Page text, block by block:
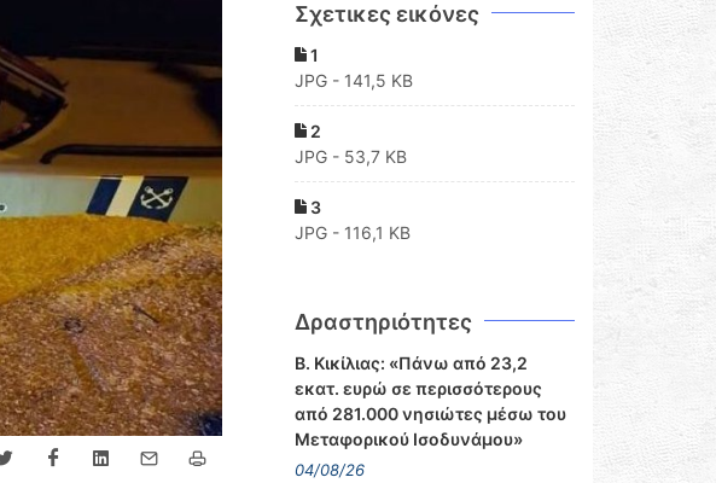
Σχετικες εικόνες
1
JPG - 141,5 KB
2
JPG - 53,7 KB
3
JPG - 116,1 KB
Δραστηριότητες
Β. Κικίλιας: «Πάνω από 23,2
εκατ. ευρώ σε περισσότερους
από 281.000 νησιώτες μέσω του
Μεταφορικού Ισοδυνάμου»
04/08/26